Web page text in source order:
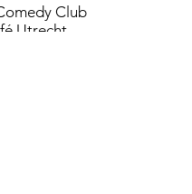
Club
Utrecht